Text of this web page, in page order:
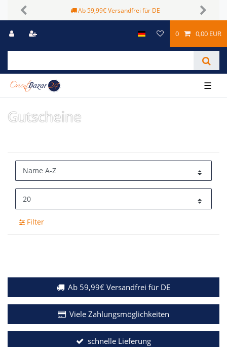
Ab 59,99€ Versandfrei für DE
Previous Next
0 0,00 EUR
☰
Gutscheine
Filter
Ab 59,99€ Versandfrei für DE
Viele Zahlungsmöglichkeiten
schnelle Lieferung